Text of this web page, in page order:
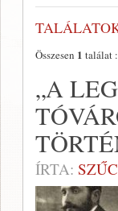
Összesen 1 találat :
„A
ÍRTA: